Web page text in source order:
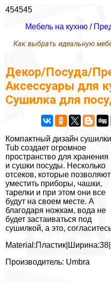
454545
Мебель на кухню /
Как выбрать идеальную
Декор/Посуда/
Аксессуары для
Сушилка для
Компактный дизайн сушилки
Tub создает огромное
пространство для хранения
и сушки посуды. Несколько
отсеков, которые позволяют
уместить приборы, чашки,
тарелки и при этом они все
будут на своем месте. А
благодаря ножкам, вода не
будет застаиваться под
сушилкой, а это,
Производитель: Umbra